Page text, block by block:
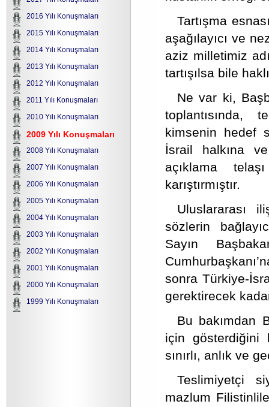
2016 Yılı Konuşmaları
2015 Yılı Konuşmaları
2014 Yılı Konuşmaları
2013 Yılı Konuşmaları
2012 Yılı Konuşmaları
2011 Yılı Konuşmaları
2010 Yılı Konuşmaları
2009 Yılı Konuşmaları
2008 Yılı Konuşmaları
2007 Yılı Konuşmaları
2006 Yılı Konuşmaları
2005 Yılı Konuşmaları
2004 Yılı Konuşmaları
2003 Yılı Konuşmaları
2002 Yılı Konuşmaları
2001 Yılı Konuşmaları
2000 Yılı Konuşmaları
1999 Yılı Konuşmaları
Tartışma
aşağılayıcı ve
aziz milletimiz
tartışılsa bile
Ne var ki,
toplantısında,
kimsenin hedef
İsrail halkına
açıklama
karıştırmıştır.
Uluslararası
sözlerin
Sayın
sonra Türkiye-
gerektirecek
Bu bakımdan
için gösterdiğini
sınırlı, anlık ve
Teslimiyetçi
mazlum